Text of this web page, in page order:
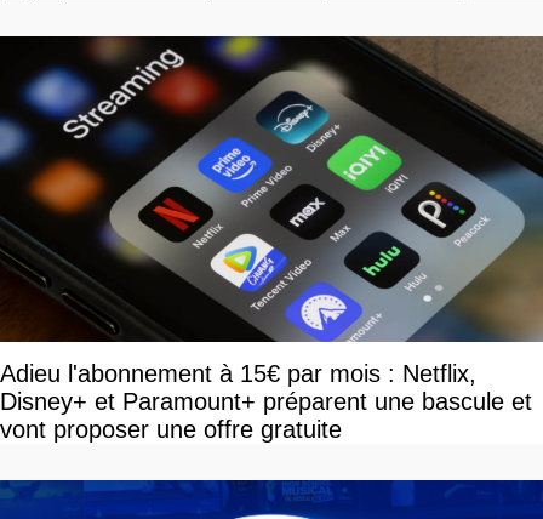
Adieu l'abonnement à 15€ par mois : Netflix,
Disney+ et Paramount+ préparent une bascule et
vont proposer une offre gratuite